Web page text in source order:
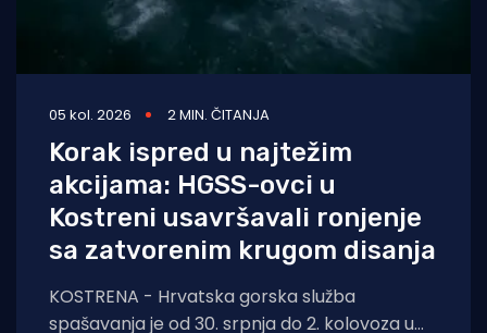
05 kol. 2026 2 MIN. ČITANJA
Korak ispred u najtežim
akcijama: HGSS-ovci u
Kostreni usavršavali ronjenje
sa zatvorenim krugom disanja
KOSTRENA - Hrvatska gorska služba
spašavanja je od 30. srpnja do 2. kolovoza u